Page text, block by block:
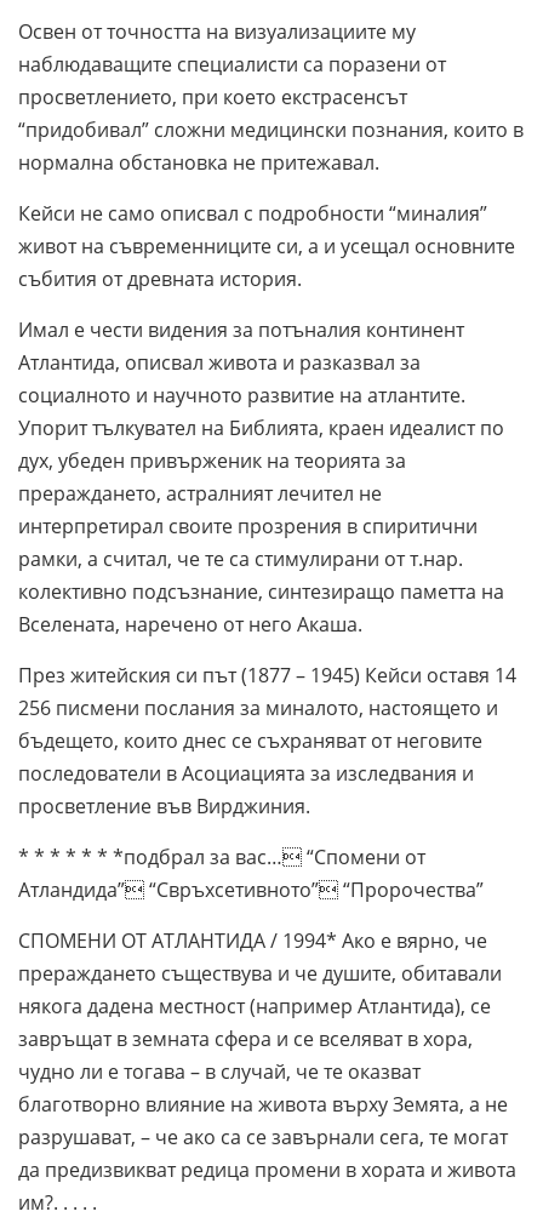
Освен от точността на визуализациите му
наблюдаващите специалисти са поразени от
просветлението, при което екстрасенсът
“придобивал” сложни медицински познания, които в
нормална обстановка не притежавал.
Кейси не само описвал с подробности “миналия”
живот на съвременниците си, а и усещал основните
събития от древната история.
Имал е чести видения за потъналия континент
Атлантида, описвал живота и разказвал за
социалното и научното развитие на атлантите.
Упорит тълкувател на Библията, краен идеалист по
дух, убеден привърженик на теорията за
прераждането, астралният лечител не
интерпретирал своите прозрения в спиритични
рамки, а считал, че те са стимулирани от т.нар.
колективно подсъзнание, синтезиращо паметта на
Вселената, наречено от него Акаша.
През житейския си път (1877 – 1945) Кейси оставя 14
256 писмени послания за миналото, настоящето и
бъдещето, които днес се съхраняват от неговите
последователи в Асоциацията за изследвания и
просветление във Вирджиния.
* * * * * * *подбрал за вас… “Спомени от
Атландида” “Свръхсетивното” “Пророчества”
СПОМЕНИ ОТ АТЛАНТИДА / 1994* Ако е вярно, че
прераждането съществува и че душите, обитавали
някога дадена местност (например Атлантида), се
завръщат в земната сфера и се вселяват в хора,
чудно ли е тогава – в случай, че те оказват
благотворно влияние на живота върху Земята, а не
разрушават, – че ако са се завърнали сега, те могат
да предизвикват редица промени в хората и живота
им?. . . . .